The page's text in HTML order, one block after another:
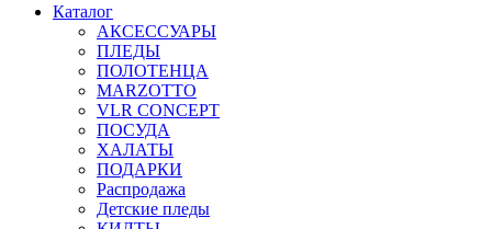
Каталог
АКСЕССУАРЫ
ПЛЕДЫ
ПОЛОТЕНЦА
MARZOTTO
VLR CONCEPT
ПОСУДА
ХАЛАТЫ
ПОДАРКИ
Распродажа
Детские пледы